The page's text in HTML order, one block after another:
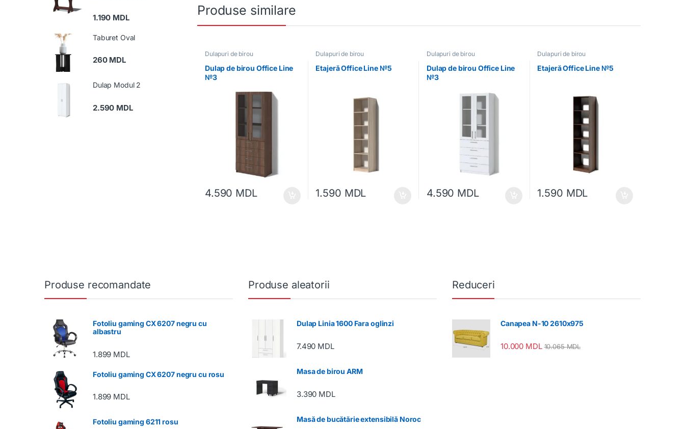
Produse similare
Dulapuri de birou
Dulap de birou Office Line
№3
4.590 MDL
Dulapuri de birou
Etajeră Office Line №5
1.590 MDL
Dulapuri de birou
Dulap de birou Office Line
№3
4.590 MDL
Dulapuri de birou
Etajeră Office Line №5
1.590 MDL
1.190 MDL
Taburet Oval
260 MDL
Dulap Modul 2
2.590 MDL
Produse recomandate
Fotoliu gaming CX 6207 negru cu
albastru
1.899 MDL
Fotoliu gaming CX 6207 negru cu rosu
1.899 MDL
Fotoliu gaming 6211 rosu
Produse aleatorii
Dulap Linia 1600 Fara oglinzi
7.490 MDL
Masa de birou ARM
3.390 MDL
Masă de bucătărie extensibilă Noroc
Reduceri
Canapea N-10 2610x975
10.000 MDL 10.065MDL